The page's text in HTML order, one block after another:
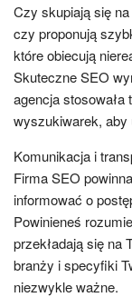
Czy skupiają się
czy proponują
które obiecują
Skuteczne SEO
agencja
wyszukiwarek, aby
Komunikacja i
Firma SEO
informować o
Powinieneś
przekładają się na
branży i specyfiki
niezwykle ważne.